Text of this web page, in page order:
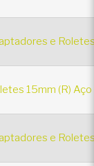
e
15mm (R)
e